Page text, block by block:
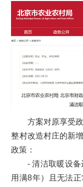
方案对原享受政
整村改造村庄的新
政策：
- 清洁取暖设备
用满8年）且无法